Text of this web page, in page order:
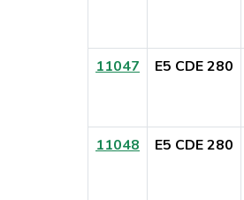
11047 E5 CDE 280
11048 E5 CDE 280